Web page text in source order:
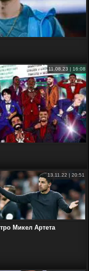
11.08.23 | 16:08
13.11.22 | 20:51
Микел Артета